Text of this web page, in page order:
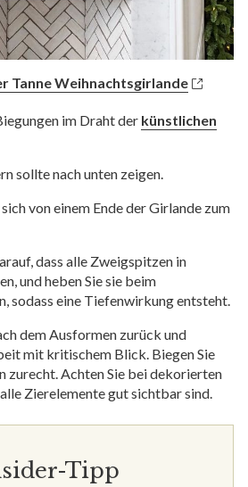
Tanne Weihnachtsgirlande
im Draht der künstlichen
sollte nach unten zeigen.
von einem Ende der Girlande zum
dass alle Zweigspitzen in
und heben Sie sie beim
sodass eine Tiefenwirkung entsteht.
dem Ausformen zurück und
mit kritischem Blick. Biegen Sie
zurecht. Achten Sie bei dekorierten
Zierelemente gut sichtbar sind.
Tipp